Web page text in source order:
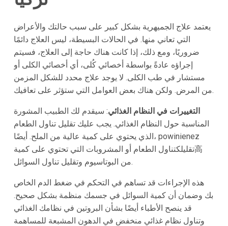
يعتمد علاج الجميهرية بشكل كبير على سبب حالتك والأعراض
التي تعاني منها. في الحالات البسيطة، ليس العلاج دائمًا
ضروريًا، ومع ذلك، إذا كانت هناك حاجة إلى العلاج، فسيتم
إجراؤه عادةً بواسطة أخصائي كُلى، أي أخصائي الكلى أو
مستشار في طب الكلى. لا يوجد علاج محدد للشكل المزمن
من المرض. ولكن هناك بعض العوامل التي ستؤثر على تعافيك.
التغييرات في النظام الغذائي: سيقدم لك الطبيب المشورة
المناسبة حول النظام الغذائي. يجب عليك تقليل تناول الطعام
الذي يحتوي على كمية عالية من الملح. أيضًا، powinienez
تقليلكتناول الطعام أو المشروبات التي تحتوي على كمية高
من البوتاسيوم وتقليل تناول السوائل.
هذه الإجراءات قد تساهم في التحكم في ضغط الدم الخاص
بك وضمان أن كمية السوائل في جسمك منظمة بشكل صحيح.
قد ينصح الأطباء أيضًا بشأن البروتين في نظامك الغذائي
وتناول نظام غذائي منخفض في الدهون المشبعة للمساهمة